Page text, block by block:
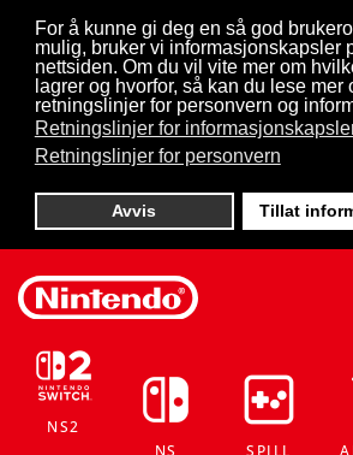
For å kunne gi deg en så god
mulig, bruker vi informasjonskapsler
nettsiden. Om du vil vite mer om
lagrer og hvorfor, så kan du lese mer
retningslinjer for personvern og
Retningslinjer for
Retningslinjer for personvern
Avvis Tillat
Skip to main content
NS2
NS
SPILL